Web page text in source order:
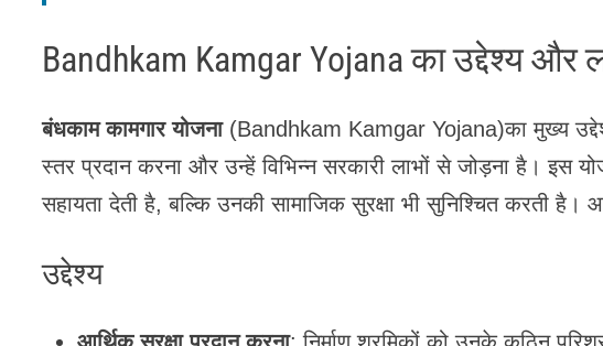
Bandhkam Kamgar Yojana का उद्देश्य और
बंधकाम कामगार योजना(Bandhkam Kamgar Yojana)का मुख्य
स्तर प्रदान करना और उन्हें विभिन्न सरकारी लाभों से जोड़ना है। इस
सहायता देती है, बल्कि उनकी सामाजिक सुरक्षा भी सुनिश्चित करती
उद्देश्य
आर्थिक सुरक्षा प्रदान करना: निर्माण श्रमिकों को उनके कठिन